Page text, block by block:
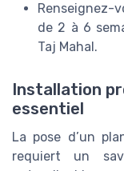
Renseignez-
de 2 à 6
Taj Mahal.
Installation
essentiel
La pose d’un
requiert un